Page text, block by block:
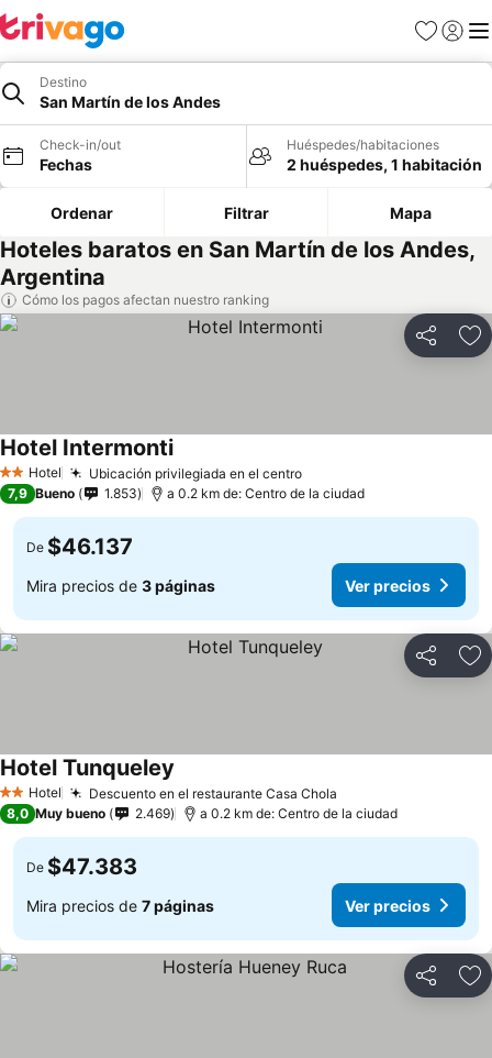
Favoritos
Iniciar
Destino
San Martín de los Andes
Check-in/out
Fechas
Huéspedes/habitaciones
2 huéspedes, 1 habitación
Ordenar Filtrar Mapa
Hoteles baratos en San Martín de los Andes,
Argentina
Cómo los pagos afectan nuestro ranking
Compartir
2 Estrellas
Hotel Ubicación privilegiada en el centro
Hotel Intermonti
7,9 Bueno 1.853 a 0.2 km de: Centro de la ciudad
De $46.137
Mira precios de 3 páginas Ver precios
Compartir
2 Estrellas
Hotel Descuento en el restaurante Casa Chola
Hotel Tunqueley
8,0 Muy bueno 2.469 a 0.2 km de: Centro de la ciudad
De $47.383
Mira precios de 7 páginas Ver precios
Compartir